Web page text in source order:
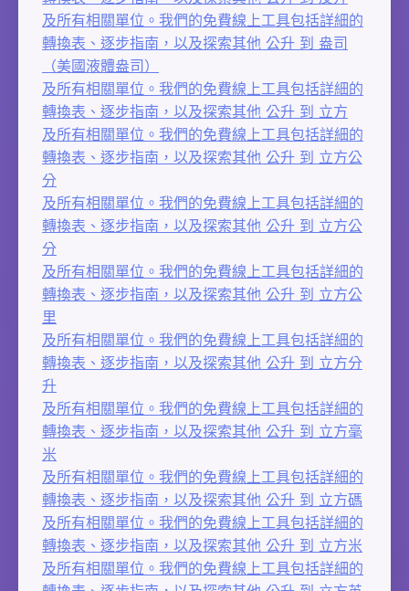
及所有相關單位。我們的免費線上工具包括詳細的
轉換表、逐步指南，以及探索其他 公升 到 盎司
（美國液體盎司）
及所有相關單位。我們的免費線上工具包括詳細的
轉換表、逐步指南，以及探索其他 公升 到 立方
及所有相關單位。我們的免費線上工具包括詳細的
轉換表、逐步指南，以及探索其他 公升 到 立方公
分
及所有相關單位。我們的免費線上工具包括詳細的
轉換表、逐步指南，以及探索其他 公升 到 立方公
分
及所有相關單位。我們的免費線上工具包括詳細的
轉換表、逐步指南，以及探索其他 公升 到 立方公
里
及所有相關單位。我們的免費線上工具包括詳細的
轉換表、逐步指南，以及探索其他 公升 到 立方分
升
及所有相關單位。我們的免費線上工具包括詳細的
轉換表、逐步指南，以及探索其他 公升 到 立方毫
米
及所有相關單位。我們的免費線上工具包括詳細的
轉換表、逐步指南，以及探索其他 公升 到 立方碼
及所有相關單位。我們的免費線上工具包括詳細的
轉換表、逐步指南，以及探索其他 公升 到 立方米
及所有相關單位。我們的免費線上工具包括詳細的